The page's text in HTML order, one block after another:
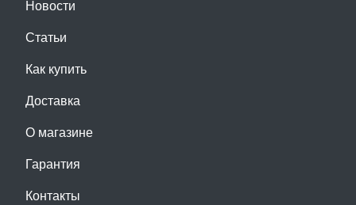
Новости
Статьи
Как купить
Доставка
О магазине
Гарантия
Контакты